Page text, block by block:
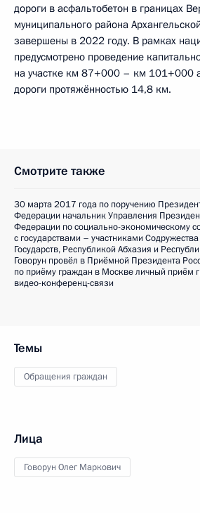
дороги в асфальтобетон в границах
муниципального района
завершены в 2022 году. В рамках
предусмотрено проведение
на участке км 87+000 – км 101+000
дороги протяжённостью 14,8 км.
Смотрите также
30 марта 2017 года по поручению
Федерации начальник Управления
Федерации по социально-экономическому
с государствами – участниками
Государств, Республикой Абхазия и
Говорун провёл в Приёмной Президента
по приёму граждан в Москве личный приём
видео-конференц-связи
Темы
Обращения граждан
Лица
Говорун Олег Маркович